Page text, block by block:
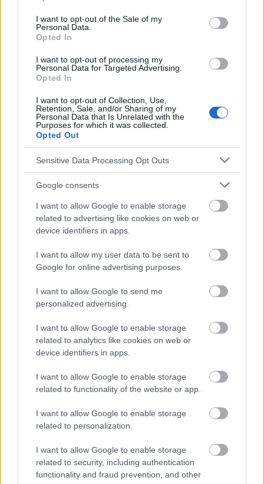
use your data for below specified purposes in below Google
consent section.
I want to opt-out of the Sale of my
Personal Data.
Opted In
I want to opt-out of processing my
Personal Data for Targeted Advertising.
Opted In
I want to opt-out of Collection, Use,
Retention, Sale, and/or Sharing of my
Personal Data that Is Unrelated with the
Purposes for which it was collected.
Opted Out
Sensitive Data Processing Opt Outs
Google consents
I want to allow Google to enable storage
related to advertising like cookies on web or
device identifiers in apps.
I want to allow my user data to be sent to
Google for online advertising purposes.
I want to allow Google to send me
personalized advertising.
I want to allow Google to enable storage
related to analytics like cookies on web or
device identifiers in apps.
I want to allow Google to enable storage
related to functionality of the website or app.
I want to allow Google to enable storage
related to personalization.
I want to allow Google to enable storage
related to security, including authentication
functionality and fraud prevention, and other
RECOMENDAMOS CONTENIDO DE CATEGORÍA
Recomendaciones de la PTG sobre el
diagnóstico ecográfico en obstetricia